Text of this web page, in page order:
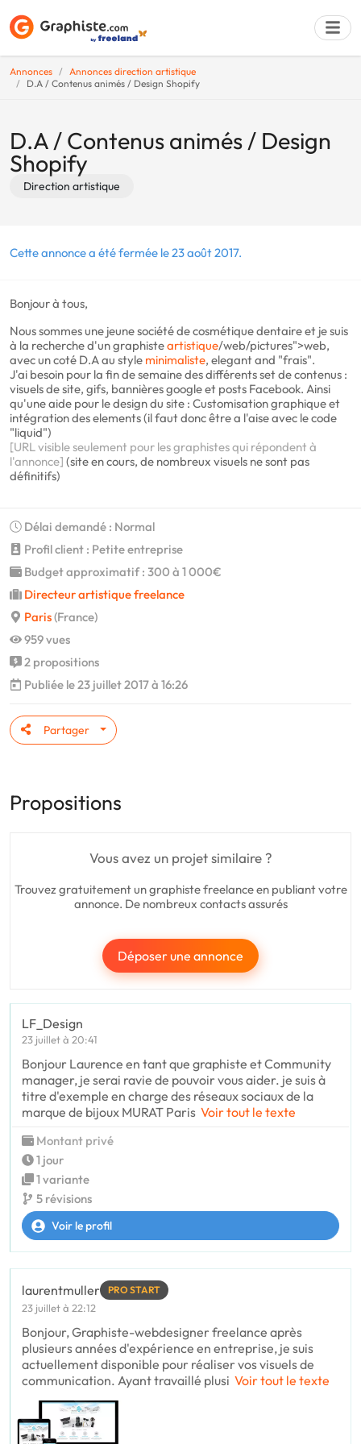
Annonces
Annonces direction artistique
D.A / Contenus animés / Design Shopify
D.A / Contenus animés / Design
Shopify
Direction artistique
Cette annonce a été fermée le 23 août 2017.
Bonjour à tous,
Nous sommes une jeune société de cosmétique dentaire et je suis
à la recherche d'un graphisteartistique/web/pictures">web,
avec un coté D.A au style minimaliste, elegant and "frais".
J'ai besoin pour la fin de semaine des différents set de contenus :
visuels de site, gifs, bannières google et posts Facebook. Ainsi
qu'une aide pour le design du site : Customisation graphique et
intégration des elements (il faut donc être a l'aise avec le code
"liquid")
[URL visible seulement pour les graphistes qui répondent à
l'annonce] (site en cours, de nombreux visuels ne sont pas
définitifs)
Délai demandé : Normal
Profil client : Petite entreprise
Budget approximatif : 300 à 1 000€
Directeur artistique freelance
Paris(France)
959 vues
2 propositions
Publiée le 23 juillet 2017 à 16:26
Partager
Propositions
Vous avez un projet similaire ?
Trouvez gratuitement un graphiste freelance en publiant votre
annonce. De nombreux contacts assurés
Déposer une annonce
LF_Design
23 juillet à 20:41
Bonjour Laurence en tant que graphiste et Community
manager, je serai ravie de pouvoir vous aider. je suis à
titre d'exemple en charge des réseaux sociaux de la
marque de bijoux MURAT Paris Voir tout le texte
Montant privé
1 jour
1 variante
5 révisions
Voir le profil
laurentmuller PRO START
23 juillet à 22:12
Bonjour, Graphiste-webdesigner freelance après
plusieurs années d'expérience en entreprise, je suis
actuellement disponible pour réaliser vos visuels de
communication. Ayant travaillé plusi Voir tout le texte